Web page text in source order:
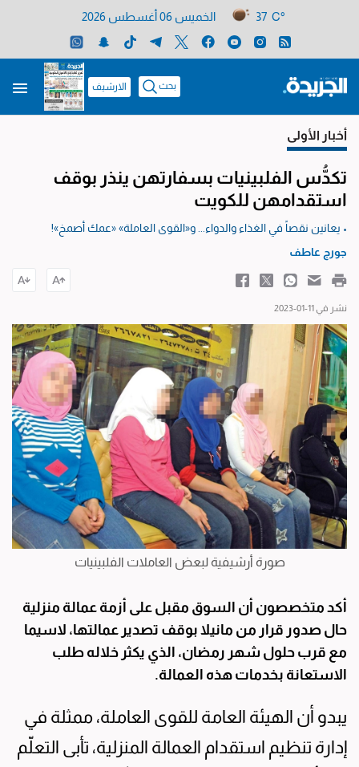
37 C° الخميس 06 أغسطس 2026
بحث الارشيف
أخبار الأولى
تكدُّس الفلبينيات بسفارتهن ينذر بوقف
استقدامهن للكويت
• يعانين نقصاً في الغذاء والدواء... و«القوى العاملة» «عمك أصمخ»!
جورج عاطف
نشر في 11-01-2023
صورة أرشيفية لبعض العاملات الفلبينيات
أكد متخصصون أن السوق مقبل على أزمة عمالة منزلية
حال صدور قرار من مانيلا بوقف تصدير عمالتها، لاسيما
مع قرب حلول شهر رمضان، الذي يكثر خلاله طلب
الاستعانة بخدمات هذه العمالة.
يبدو أن الهيئة العامة للقوى العاملة، ممثلة في
إدارة تنظيم استقدام العمالة المنزلية، تأبى التعلّم